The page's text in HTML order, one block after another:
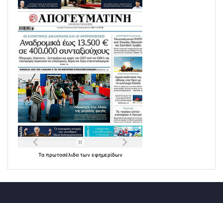
Τα πρωτοσέλιδα των εφημερίδων